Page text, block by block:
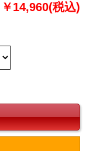
￥14,960(税込)